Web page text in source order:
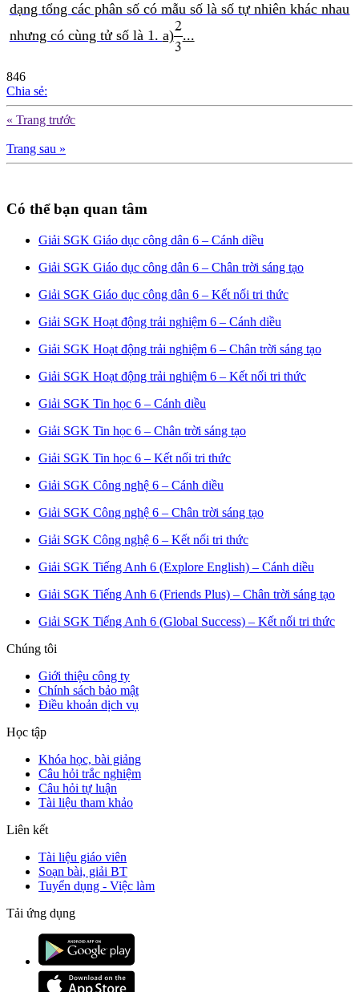
dạng tổng các phân số có mẫu số là số tự nhiên khác nhau
nhưng có cùng tử số là 1. a) ...
846
Chia sẻ:
« Trang trước
Trang sau »
Có thể bạn quan tâm
Giải SGK Giáo dục công dân 6 – Cánh diều
Giải SGK Giáo dục công dân 6 – Chân trời sáng tạo
Giải SGK Giáo dục công dân 6 – Kết nối tri thức
Giải SGK Hoạt động trải nghiệm 6 – Cánh diều
Giải SGK Hoạt động trải nghiệm 6 – Chân trời sáng tạo
Giải SGK Hoạt động trải nghiệm 6 – Kết nối tri thức
Giải SGK Tin học 6 – Cánh diều
Giải SGK Tin học 6 – Chân trời sáng tạo
Giải SGK Tin học 6 – Kết nối tri thức
Giải SGK Công nghệ 6 – Cánh diều
Giải SGK Công nghệ 6 – Chân trời sáng tạo
Giải SGK Công nghệ 6 – Kết nối tri thức
Giải SGK Tiếng Anh 6 (Explore English) – Cánh diều
Giải SGK Tiếng Anh 6 (Friends Plus) – Chân trời sáng tạo
Giải SGK Tiếng Anh 6 (Global Success) – Kết nối tri thức
Chúng tôi
Giới thiệu công ty
Chính sách bảo mật
Điều khoản dịch vụ
Học tập
Khóa học, bài giảng
Câu hỏi trắc nghiệm
Câu hỏi tự luận
Tài liệu tham khảo
Liên kết
Tài liệu giáo viên
Soạn bài, giải BT
Tuyển dụng - Việc làm
Tải ứng dụng